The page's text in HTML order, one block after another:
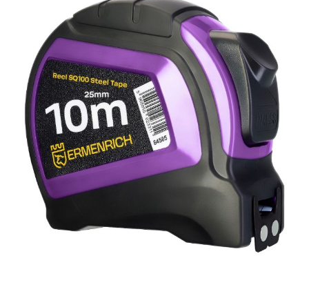
Электроинструмент
Сервисный центр
Ремонт инструмента марки Makita
Ремонт инструмента марки Champion
Ремонт инструмента марки DCK
Ремонт инструмента марки Elitech
Сервисный центр JET
Производители
Сервисы
Новости
FAQ
Контакты